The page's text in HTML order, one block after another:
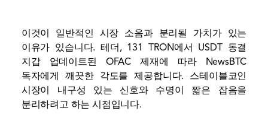
이것이 일반적인 시장 소음과 분리될 가치가 있는
이유가 있습니다. 테더, 131 TRON에서 USDT 동결
지갑업데이트된 OFAC 제재에 따라 NewsBTC
독자에게 깨끗한 각도를 제공합니다. 스테이블코인
시장이 내구성 있는 신호와 수명이 짧은 잡음을
분리하려고 하는 시점입니다.